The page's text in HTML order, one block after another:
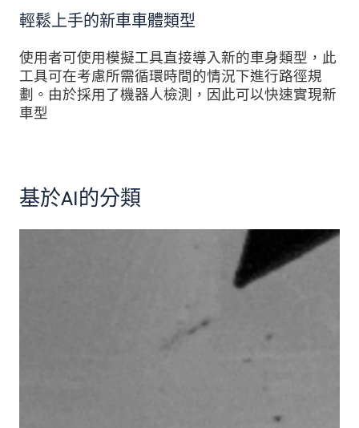
輕鬆上手的新車車體類型
使用者可使用模擬工具直接導入新的車身類型，此
工具可在考慮所需循環時間的情況下進行路徑規
劃。由於採用了機器人檢測，因此可以快速實現新
車型
基於AI的分類